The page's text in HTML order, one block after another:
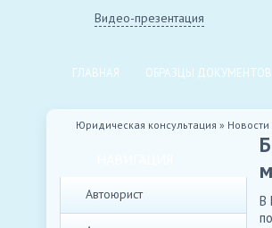
Видео-презентация
ГЛАВНАЯ ОБРАЗЦЫ ДОКУМЕНТОВ
Юридическая консультация » Новости
Автоюрист
В